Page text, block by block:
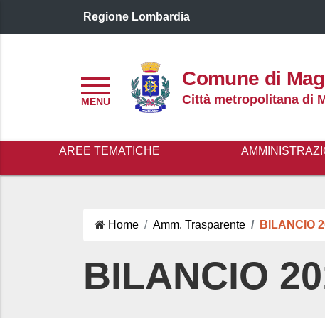
Regione Lombardia
Comune di
Città metropolitana di
AREE TEMATICHE
Home Amm. Trasparente BILANCIO
BILANCIO